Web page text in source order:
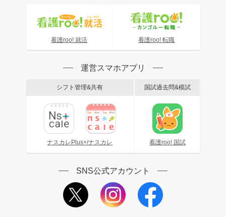
看護roo! 就活 看護roo! 転職
運営スマホアプリ
シフト管理&共有
ナスカレPlus+/ナスカレ
国試過去問&模試
看護roo! 国試
SNS公式アカウント